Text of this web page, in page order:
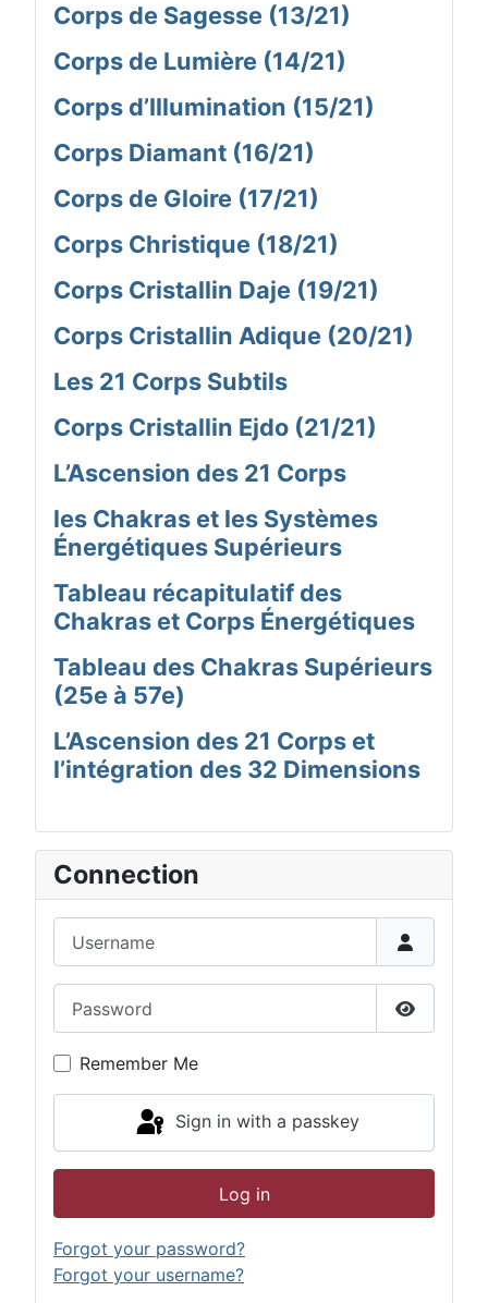
Corps de Sagesse (13/21)
Corps de Lumière (14/21)
Corps d’Illumination (15/21)
Corps Diamant (16/21)
Corps de Gloire (17/21)
Corps Christique (18/21)
Corps Cristallin Daje (19/21)
Corps Cristallin Adique (20/21)
Les 21 Corps Subtils
Corps Cristallin Ejdo (21/21)
L’Ascension des 21 Corps
les Chakras et les Systèmes
Énergétiques Supérieurs
Tableau récapitulatif des
Chakras et Corps Énergétiques
Tableau des Chakras Supérieurs
(25e à 57e)
L’Ascension des 21 Corps et
l’intégration des 32 Dimensions
Connection
Show
Remember Me
Sign in with a passkey
Log in
Forgot your password?
Forgot your username?